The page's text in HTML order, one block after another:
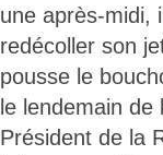
une après-midi,
redécoller son
pousse le
le lendemain
Président de la